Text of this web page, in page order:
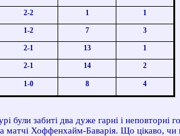
2-2 1 1
1-2 7 3
2-1 13 1
2-1 14 2
1-0 8 4
були забиті два дуже гарні і неповторні
матчі Хоффенхайм-Баварія. Що цікаво, чи